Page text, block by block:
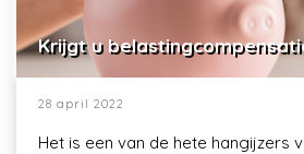
Krijgt u
28 april 2022
Het is een van de hete hangijzers